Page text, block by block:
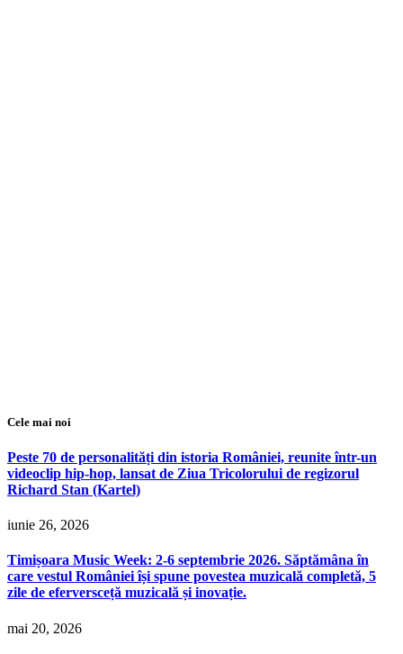
Cele mai noi
Peste 70 de personalități din istoria României, reunite într-un
videoclip hip-hop, lansat de Ziua Tricolorului de regizorul
Richard Stan (Kartel)
iunie 26, 2026
Timișoara Music Week: 2-6 septembrie 2026. Săptămâna în
care vestul României își spune povestea muzicală completă, 5
zile de eferversceță muzicală și inovație.
mai 20, 2026